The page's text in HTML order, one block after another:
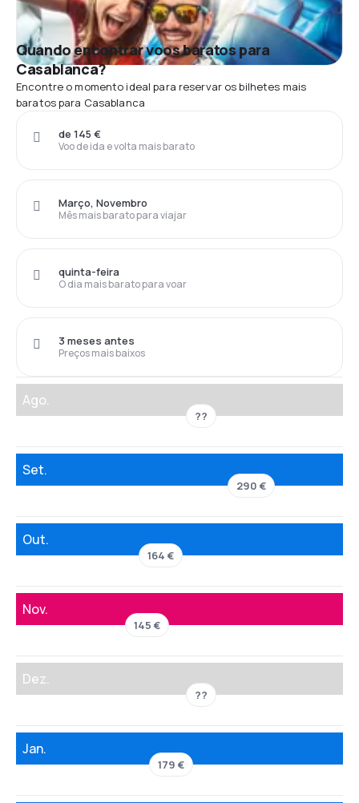
Quando encontrar voos baratos para
Casablanca?
Encontre o momento ideal para reservar os bilhetes mais
baratos para Casablanca
Voo de ida e volta mais barato
de 145 €
Mês mais barato para viajar
Março, Novembro
O dia mais barato para voar
quinta-feira
Preços mais baixos
3 meses antes
Ago.
??
Set.
290 €
Out.
164 €
Nov.
145 €
Dez.
??
Jan.
179 €